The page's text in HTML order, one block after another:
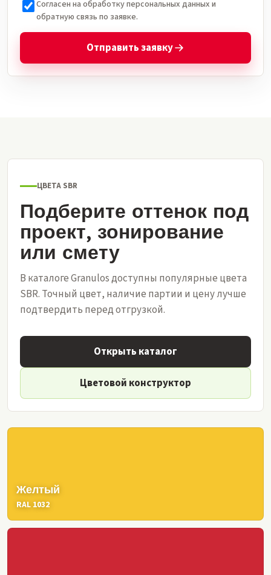
Согласен на обработку персональных данных и
обратную связь по заявке.
Отправить заявку
ЦВЕТА SBR
Подберите оттенок под
проект, зонирование
или смету
В каталоге Granulos доступны популярные цвета
SBR. Точный цвет, наличие партии и цену лучше
подтвердить перед отгрузкой.
Открыть каталог
Цветовой конструктор
Желтый
RAL 1032